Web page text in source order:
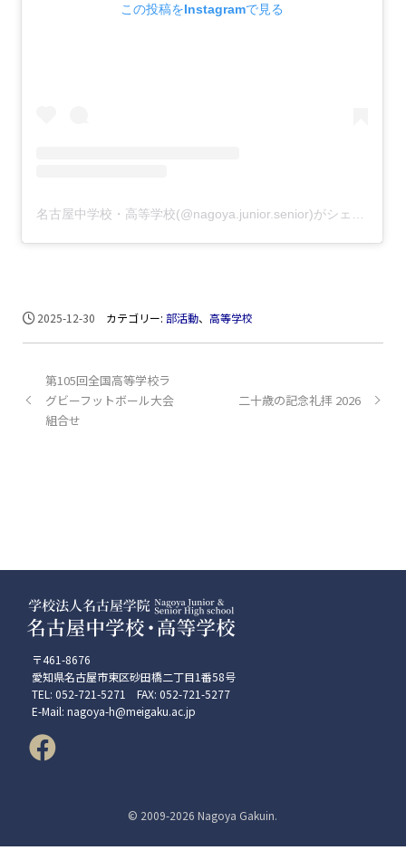
この投稿をInstagramで見る
2025-12-30 カテゴリー:部活動、高等学校
第105回全国高等学校ラ
グビーフットボール大会
組合せ
二十歳の記念礼拝 2026
〒461-8676
愛知県名古屋市東区砂田橋二丁目1番58号
TEL: 052-721-5271 FAX: 052-721-5277
E-Mail: nagoya-h@meigaku.ac.jp
© 2009-2026 Nagoya Gakuin.